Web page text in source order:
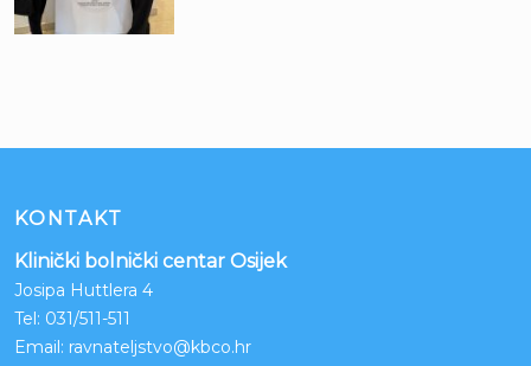
KONTAKT
Klinički bolnički centar Osijek
Josipa Huttlera 4
Tel: 031/511-511
Email: ravnateljstvo@kbco.hr